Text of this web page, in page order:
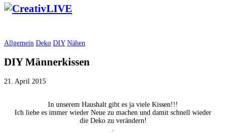
Allgemein Deko DIY Nähen
DIY Männerkissen
21. April 2015
In unserem Haushalt gibt es ja viele Kissen!!!
Ich liebe es immer wieder Neue zu machen und damit schnell wieder
die Deko zu verändern!